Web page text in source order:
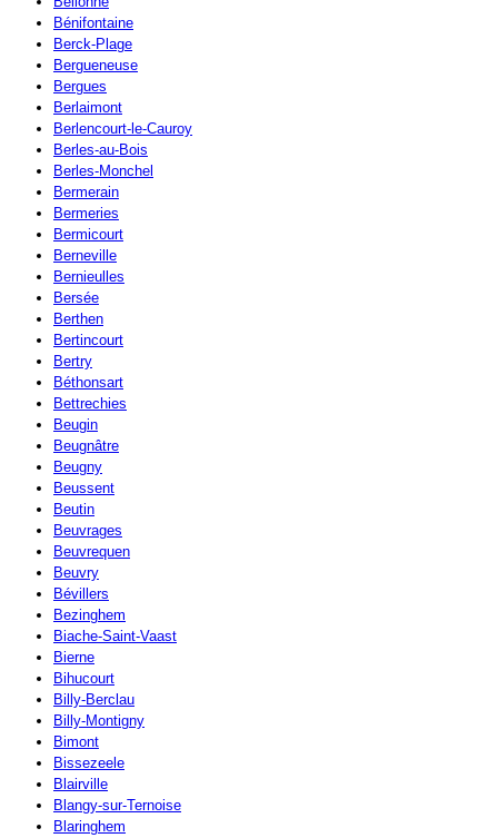
Bénifontaine
Berck-Plage
Bergueneuse
Bergues
Berlaimont
Berlencourt-le-Cauroy
Berles-au-Bois
Berles-Monchel
Bermerain
Bermeries
Bermicourt
Berneville
Bernieulles
Bersée
Berthen
Bertincourt
Bertry
Béthonsart
Bettrechies
Beugin
Beugnâtre
Beugny
Beussent
Beutin
Beuvrages
Beuvrequen
Beuvry
Bévillers
Bezinghem
Biache-Saint-Vaast
Bierne
Bihucourt
Billy-Berclau
Billy-Montigny
Bimont
Bissezeele
Blairville
Blangy-sur-Ternoise
Blaringhem